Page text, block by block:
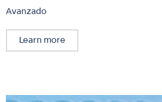
Avanzado
Learn more